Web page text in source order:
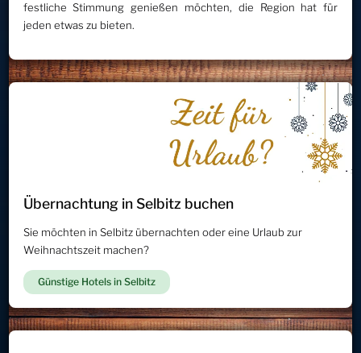
festliche Stimmung genießen möchten, die Region hat für
jeden etwas zu bieten.
Übernachtung in Selbitz buchen
Sie möchten in Selbitz übernachten oder eine Urlaub zur
Weihnachtszeit machen?
Günstige Hotels in Selbitz